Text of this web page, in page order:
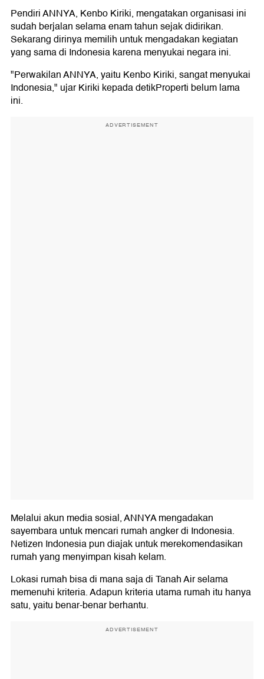
Pendiri ANNYA, Kenbo Kiriki, mengatakan organisasi ini
sudah berjalan selama enam tahun sejak didirikan.
Sekarang dirinya memilih untuk mengadakan kegiatan
yang sama di Indonesia karena menyukai negara ini.
"Perwakilan ANNYA, yaitu Kenbo Kiriki, sangat menyukai
Indonesia," ujar Kiriki kepada detikProperti belum lama
ini.
ADVERTISEMENT
Melalui akun media sosial, ANNYA mengadakan
sayembara untuk mencari rumah angker di Indonesia.
Netizen Indonesia pun diajak untuk merekomendasikan
rumah yang menyimpan kisah kelam.
Lokasi rumah bisa di mana saja di Tanah Air selama
memenuhi kriteria. Adapun kriteria utama rumah itu hanya
satu, yaitu benar-benar berhantu.
ADVERTISEMENT